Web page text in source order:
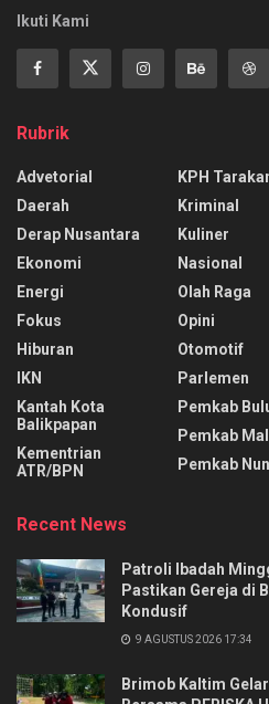
Ikuti Kami
Rubrik
Advetorial
Daerah
Derap Nusantara
Ekonomi
Energi
Fokus
Hiburan
IKN
Kantah Kota
Balikpapan
Kementrian
ATR/BPN
KPH
Kriminal
Kuliner
Nasional
Olah Raga
Opini
Otomotif
Parlemen
Pemkab
Pemkab
Pemkab
Recent News
Patroli Ibadah
Pastikan Gereja di
Kondusif
9 AGUSTUS 2026 17:34
Brimob Kaltim